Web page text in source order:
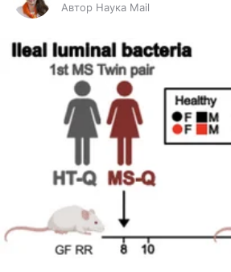
Автор Наука Mail